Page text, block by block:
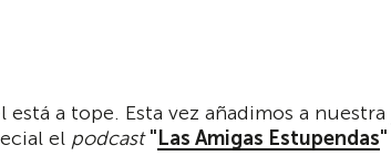
a tope. Esta vez añadimos a nuestra
el podcast " Las Amigas Estupendas"